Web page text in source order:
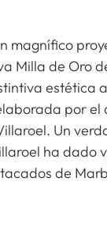
magnífico
Milla de Oro
estética
por el
Un
ha dado
de